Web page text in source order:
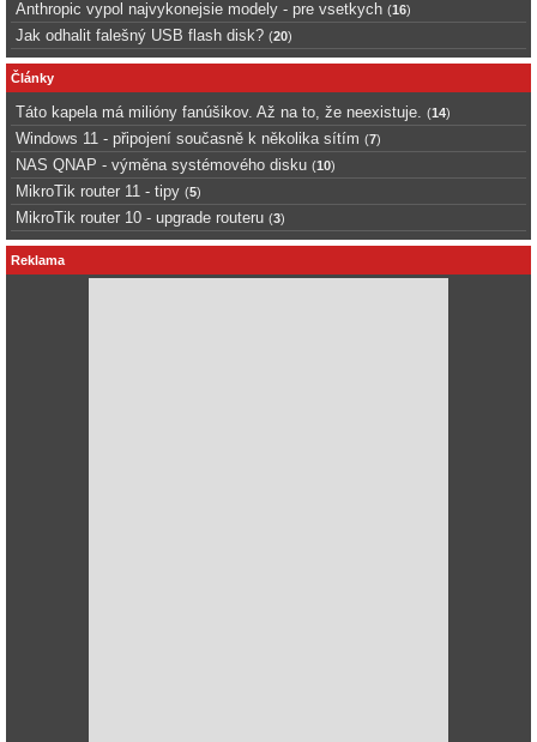
Anthropic vypol najvykonejsie modely - pre vsetkych (16)
Jak odhalit falešný USB flash disk? (20)
Články
Táto kapela má milióny fanúšikov. Až na to, že neexistuje. (14)
Windows 11 - připojení současně k několika sítím (7)
NAS QNAP - výměna systémového disku (10)
MikroTik router 11 - tipy (5)
MikroTik router 10 - upgrade routeru (3)
Reklama